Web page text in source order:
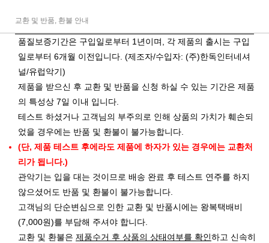
교환 및 반품, 환불 안내
품질보증기간은 구입일로부터 1년이며, 각 제품의 출시는 구입
일로부터 6개월 이전입니다. (제조자/수입자: (주)한독인터네셔
널/유럽악기)
제품을 받으신 후 교환 및 반품을 신청 하실 수 있는 기간은 제품
의 특성상 7일 이내 입니다.
테스트 하셨거나 고객님의 부주의로 인해 상품의 가치가 훼손되
었을 경우에는 반품 및 환불이 불가능합니다.
(단, 제품 테스트 후에라도 제품에 하자가 있는 경우에는 교환처
리가 됩니다.)
관악기는 입을 대는 것이므로 배송 완료 후 테스트 연주를 하지
않으셨어도 반품 및 환불이 불가능합니다.
고객님의 단순변심으로 인한 교환 및 반품시에는 왕복택배비
(7,000원)를 부담해 주셔야 합니다.
교환 및 환불은 제품수거 후 상품의 상태여부를 확인하고 신속히